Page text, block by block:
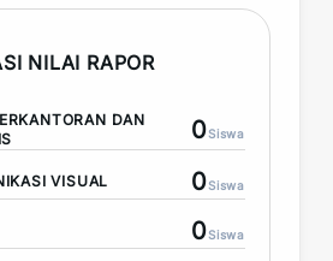
NILAI RAPOR
DAN
0Siswa
VISUAL 0Siswa
0Siswa